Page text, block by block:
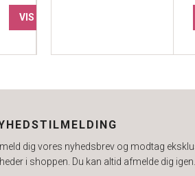
VIS PRODUKT
dig vores nyhedsbrev og modtag
i shoppen. Du kan altid afmelde dig igen.